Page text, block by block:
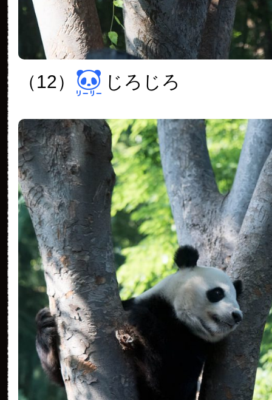
（12） じろじろ